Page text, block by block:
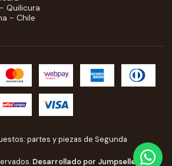
Quilicura
- Chile
partes y piezas de Segunda
Desarrollado por Jumpseller